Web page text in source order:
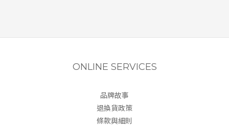
ONLINE SERVICES
品牌故事
退換貨政策
條款與細則